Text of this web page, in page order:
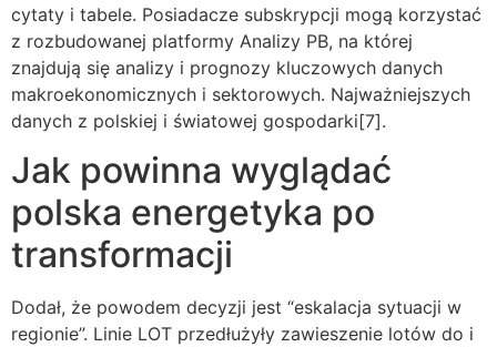
cytaty i tabele. Posiadacze subskrypcji mogą korzystać
z rozbudowanej platformy Analizy PB, na której
znajdują się analizy i prognozy kluczowych danych
makroekonomicznych i sektorowych. Najważniejszych
danych z polskiej i światowej gospodarki[7].
Jak powinna wyglądać
polska energetyka po
transformacji
Dodał, że powodem decyzji jest “eskalacja sytuacji w
regionie”. Linie LOT przedłużyły zawieszenie lotów do i